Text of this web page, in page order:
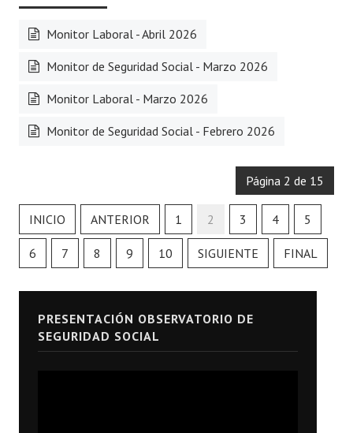
Monitor Laboral - Abril 2026
Monitor de Seguridad Social - Marzo 2026
Monitor Laboral - Marzo 2026
Monitor de Seguridad Social - Febrero 2026
Página 2 de 15
INICIO ANTERIOR 1 2 3 4 5
6 7 8 9 10 SIGUIENTE FINAL
PRESENTACIÓN OBSERVATORIO DE
SEGURIDAD SOCIAL